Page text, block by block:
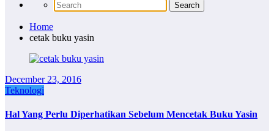
Home
cetak buku yasin
December 23, 2016
Teknologi
Hal Yang Perlu Diperhatikan Sebelum Mencetak Buku Yasin